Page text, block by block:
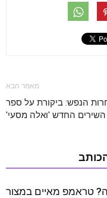
מאמר הבא
הנפש: ביקורת על ספר
השירים החדש 'ואלה מסעי'
טראמפ מאיים במצור